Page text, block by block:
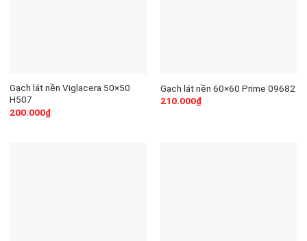
Gạch lát nền Viglacera 50×50
H507
200.000₫
Gạch lát nền 60×60 Prime 09682
210.000₫